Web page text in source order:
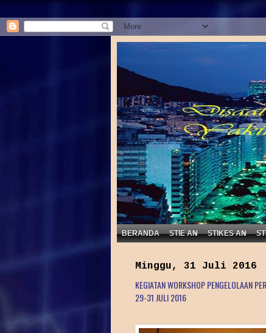
BERANDA STIE AN STIKES AN
Minggu, 31 Juli 2016
KEGIATAN WORKSHOP PENGELOLAAN
29-31 JULI 2016